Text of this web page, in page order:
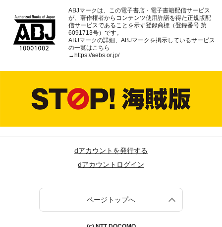
ABJマークは、この電子書店・電子書籍配信サービス
が、著作権者からコンテンツ使用許諾を得た正規版配
信サービスであることを示す登録商標（登録番号 第
6091713号）です。
ABJマークの詳細、ABJマークを掲示しているサービス
の一覧はこちら
→ https://aebs.or.jp/
dアカウントを発行する
dアカウントログイン
ページトップへ